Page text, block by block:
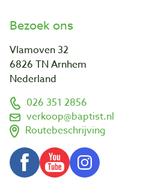
Bezoek ons
Vlamoven 32
6826 TN Arnhem
Nederland
026 351 2856
verkoop@baptist.nl
Routebeschrijving